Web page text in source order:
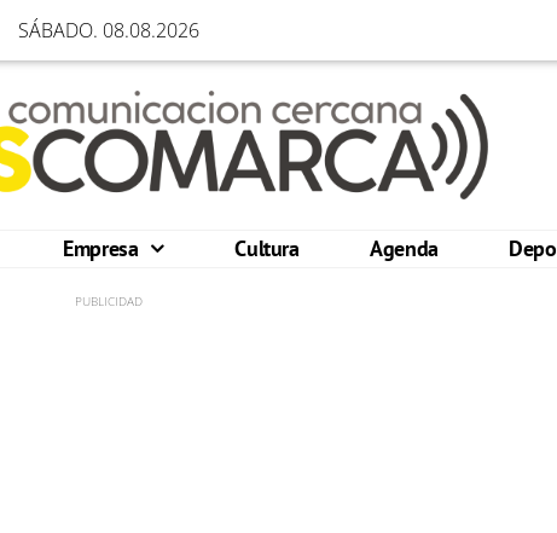
SÁBADO. 08.08.2026
Empresa Cultura Agenda